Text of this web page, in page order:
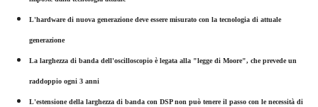
L'hardware di nuova generazione deve essere misurato con la tecnologia di attuale
generazione
La larghezza di banda dell'oscilloscopio è legata alla "legge di Moore", che prevede un
raddoppio ogni 3 anni
L'estensione della larghezza di banda con DSP non può tenere il passo con le necessità di